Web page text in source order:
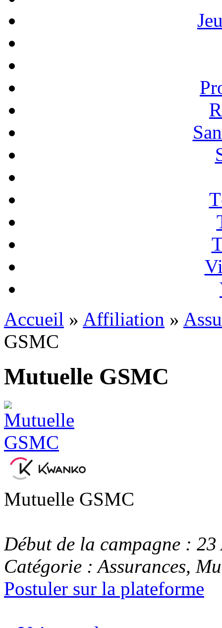
Accueil » Affiliation »
GSMC
Mutuelle GSMC
Mutuelle GSMC
Début de la campagne :
Catégorie : Assurances,
Postuler sur la plateforme